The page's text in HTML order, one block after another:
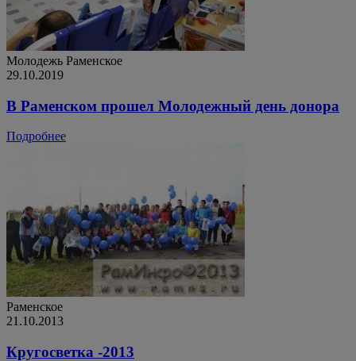
Молодежь Раменское
29.10.2019
В Раменском прошел Молодежный день донора
Подробнее
Раменское
21.10.2013
Кругосветка -2013